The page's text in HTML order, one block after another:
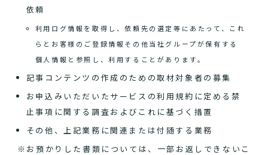
依頼
利用ログ情報を取得し、依頼先の選定等にあたって、これ
らとお客様のご登録情報その他当社グループが保有する
個人情報と参照し、利用することがあります。
記事コンテンツの作成のための取材対象者の募集
お申込みいただいたサービスの利用規約に定める禁
止事項に関する調査およびこれに基づく措置
その他、上記業務に関連または付随する業務
※お預かりした書類については、一部お返しできないこ